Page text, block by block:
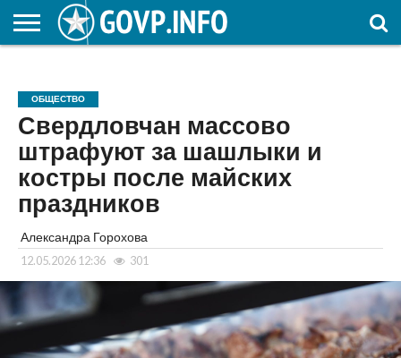
ОБРАЗОВАНИЕ
ОБЩЕСТВО
Свердловчан массово
штрафуют за шашлыки и
костры после майских
праздников
Александра Горохова
12.05.2026 12:36 301